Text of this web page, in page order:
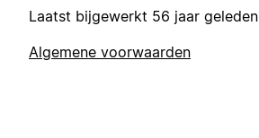
Laatst bijgewerkt 56 jaar geleden
Algemene voorwaarden